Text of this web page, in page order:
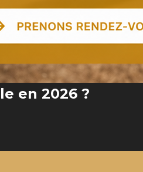
en 2026 ?